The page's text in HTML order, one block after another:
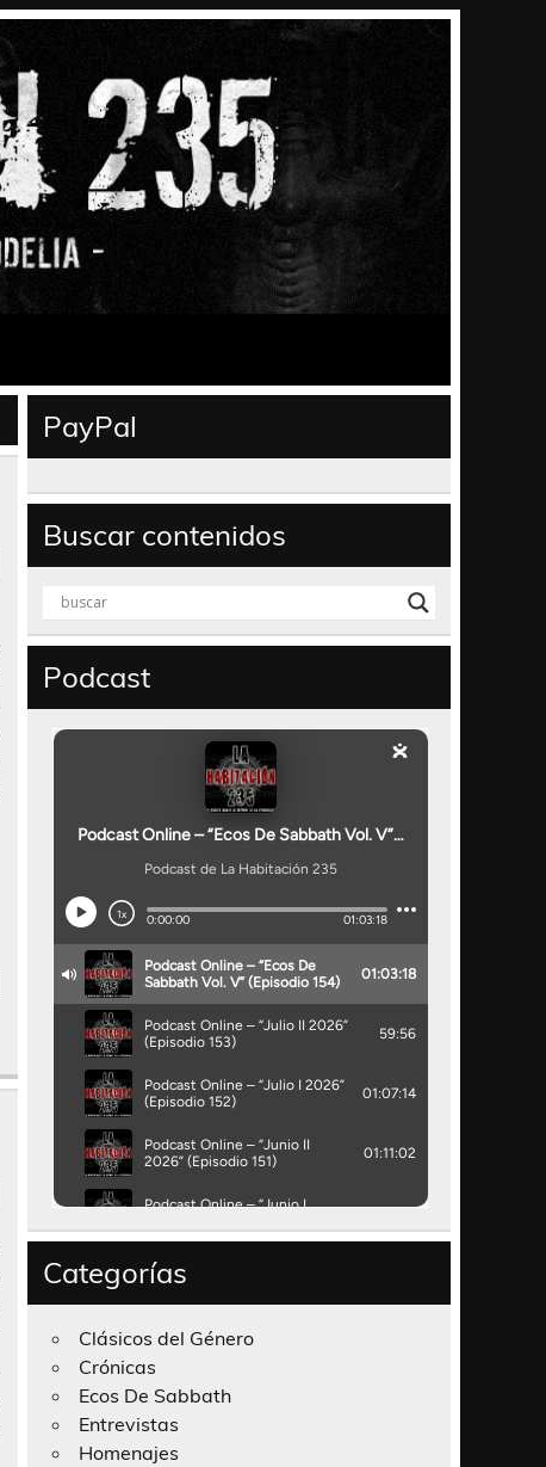
PayPal
Buscar contenidos
Podcast
Categorías
Clásicos del Género
Crónicas
Ecos De Sabbath
Entrevistas
Homenajes